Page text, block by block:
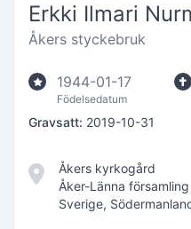
Erkki Ilmari
Åkers styckebruk
1944-01-17
Födelsedatum
Gravsatt: 2019-10-31
Åkers kyrkogård
Åker-Länna församling
Sverige,